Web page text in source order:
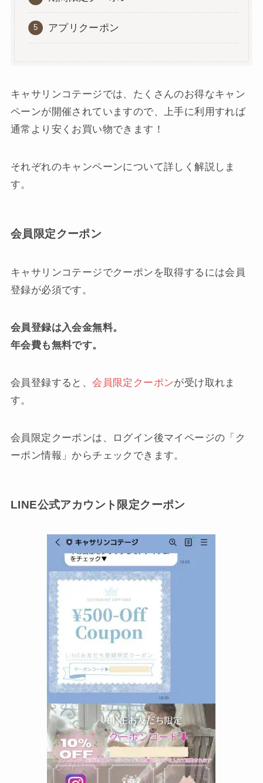
アプリクーポン
キャサリンコテージでは、たくさんのお得なキャン
ペーンが開催されていますので、上手に利用すれば
通常より安くお買い物できます！
それぞれのキャンペーンについて詳しく解説しま
す。
会員限定クーポン
キャサリンコテージでクーポンを取得するには会員
登録が必須です。
会員登録は入会金無料。
年会費も無料です。
会員登録すると、会員限定クーポンが受け取れま
す。
会員限定クーポンは、ログイン後マイページの「ク
ーポン情報」からチェックできます。
LINE公式アカウント限定クーポン